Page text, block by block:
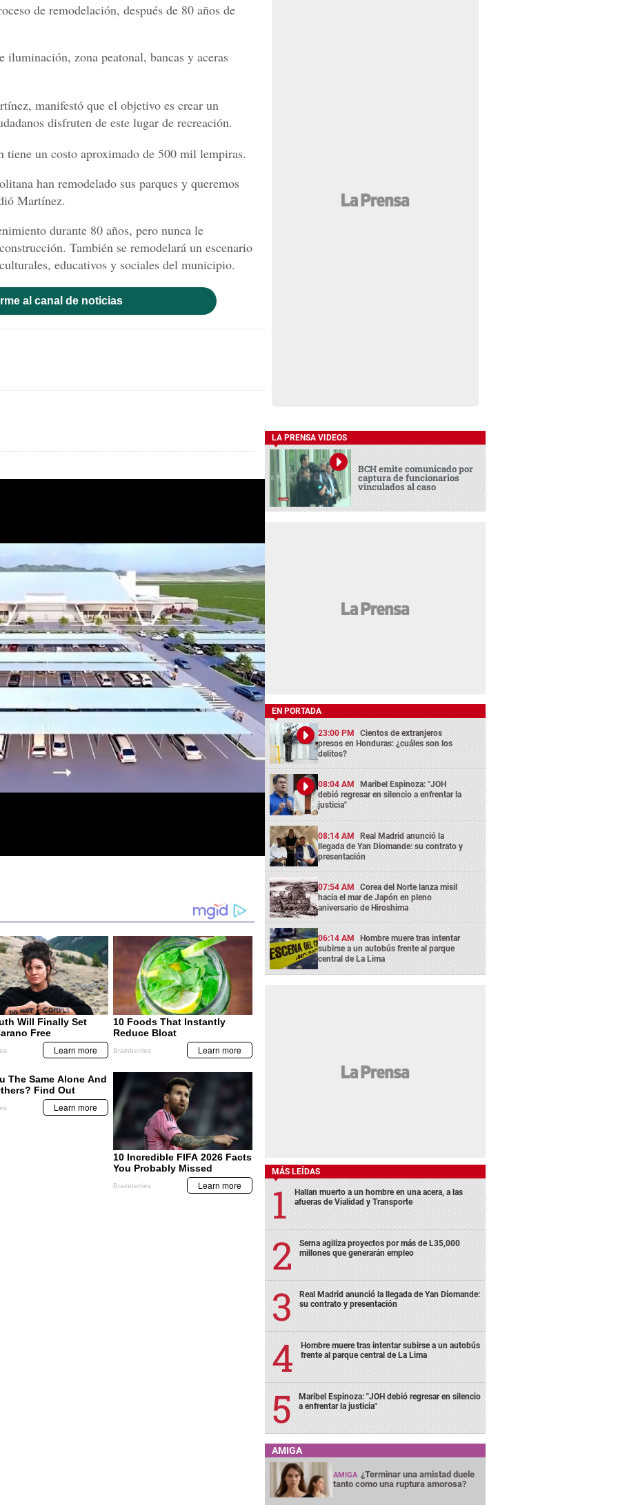
de remodelación, después de 80 años de
iluminación, zona peatonal, bancas y aceras
manifestó que el objetivo es crear un
disfruten de este lugar de recreación.
un costo aproximado de 500 mil lempiras.
han remodelado sus parques y queremos
Martínez.
durante 80 años, pero nunca le
También se remodelará un escenario
educativos y sociales del municipio.
al canal de noticias
LA PRENSA VIDEOS
BCH emite comunicado por
captura de funcionarios
vinculados al caso
EN PORTADA
23:00 PM Cientos de extranjeros
presos en Honduras: ¿cuáles son los
delitos?
08:04 AM Maribel Espinoza: "JOH
debió regresar en silencio a enfrentar la
justicia"
08:14 AM Real Madrid anunció la
llegada de Yan Diomande: su contrato y
presentación
07:54 AM Corea del Norte lanza misil
hacia el mar de Japón en pleno
aniversario de Hiroshima
06:14 AM Hombre muere tras intentar
subirse a un autobús frente al parque
central de La Lima
MÁS LEÍDAS
Hallan muerto a un hombre en una acera, a las
afueras de Vialidad y Transporte
Serna agiliza proyectos por más de L35,000
millones que generarán empleo
Real Madrid anunció la llegada de Yan Diomande:
su contrato y presentación
Hombre muere tras intentar subirse a un autobús
frente al parque central de La Lima
Maribel Espinoza: "JOH debió regresar en silencio
a enfrentar la justicia"
AMIGA
AMIGA ¿Terminar una amistad duele
tanto como una ruptura amorosa?